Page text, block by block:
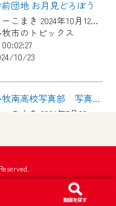
前団地 お月見どろぼう
ウィークリーこまき 2024年10月12日放送
市のトピックス
10/23
【小牧】小牧南高校写真部 写真甲子園全国大会出場
市のトピックス
07/27
【小牧】小牧市シルバー人材センター 会員募集
ウィークリーこまき 2024年6月22日放送
『CCNetマイ
要となりま
を含むCCNetの
めのIDです。
ールアドレス